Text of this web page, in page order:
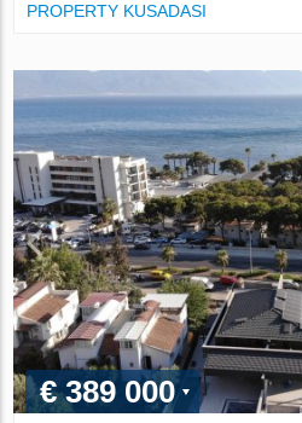
PROPERTY KUSADASI
€ 389 000